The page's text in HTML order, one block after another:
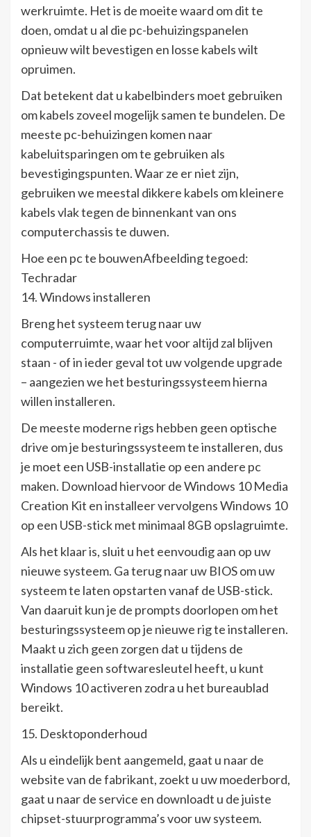
werkruimte. Het is de moeite waard om dit te
doen, omdat u al die pc-behuizingspanelen
opnieuw wilt bevestigen en losse kabels wilt
opruimen.
Dat betekent dat u kabelbinders moet gebruiken
om kabels zoveel mogelijk samen te bundelen. De
meeste pc-behuizingen komen naar
kabeluitsparingen om te gebruiken als
bevestigingspunten. Waar ze er niet zijn,
gebruiken we meestal dikkere kabels om kleinere
kabels vlak tegen de binnenkant van ons
computerchassis te duwen.
Hoe een pc te bouwenAfbeelding tegoed:
Techradar
14. Windows installeren
Breng het systeem terug naar uw
computerruimte, waar het voor altijd zal blijven
staan ​​- of in ieder geval tot uw volgende upgrade
– aangezien we het besturingssysteem hierna
willen installeren.
De meeste moderne rigs hebben geen optische
drive om je besturingssysteem te installeren, dus
je moet een USB-installatie op een andere pc
maken. Download hiervoor de Windows 10 Media
Creation Kit en installeer vervolgens Windows 10
op een USB-stick met minimaal 8GB opslagruimte.
Als het klaar is, sluit u het eenvoudig aan op uw
nieuwe systeem. Ga terug naar uw BIOS om uw
systeem te laten opstarten vanaf de USB-stick.
Van daaruit kun je de prompts doorlopen om het
besturingssysteem op je nieuwe rig te installeren.
Maakt u zich geen zorgen dat u tijdens de
installatie geen softwaresleutel heeft, u kunt
Windows 10 activeren zodra u het bureaublad
bereikt.
15. Desktoponderhoud
Als u eindelijk bent aangemeld, gaat u naar de
website van de fabrikant, zoekt u uw moederbord,
gaat u naar de service en downloadt u de juiste
chipset-stuurprogramma’s voor uw systeem.